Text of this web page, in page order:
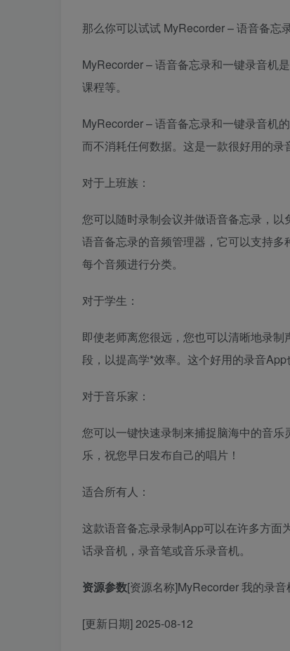
那么你可以试试 MyRecorder – 语音备忘
MyRecorder – 语音备忘录和一键录音机
课程等。
MyRecorder – 语音备忘录和一键录音机
而不消耗任何数据。这是一款很好用的录
对于上班族：
您可以随时录制会议并做语音备忘录，
语音备忘录的音频管理器，它可以支持
每个音频进行分类。
对于学生：
即使老师离您很远，您也可以清晰地录
段，以提高学*效率。这个好用的录音App
对于音乐家：
您可以一键快速录制来捕捉脑海中的音
乐，祝您早日发布自己的唱片！
适合所有人：
这款语音备忘录录制App可以在许多方面
话录音机，录音笔或音乐录音机。
资源参数[资源名称]MyRecorder 我的录
[更新日期] 2025-08-12